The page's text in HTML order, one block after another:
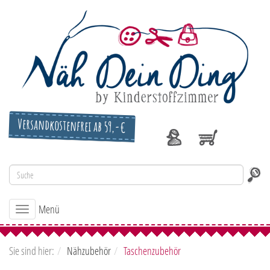
Versandkostenfrei ab 59,-€
Toggle
navigation
Menü
Sie sind hier: Nähzubehör Taschenzubehör